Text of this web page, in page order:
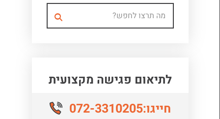
לתיאום פגישה מקצועית
חייגו:072-3310205